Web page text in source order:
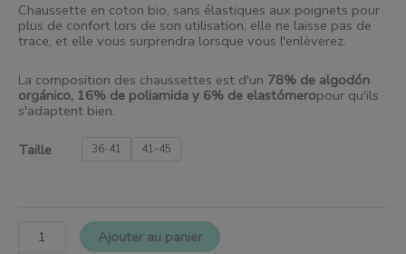
Chaussette en coton bio, sans élastiques aux poignets pour
plus de confort lors de son utilisation, elle ne laisse pas de
trace, et elle vous surprendra lorsque vous l'enlèverez.
La composition des chaussettes est d'un 78% de algodón
orgánico, 16% de poliamida y 6% de elastómeropour qu'ils
s'adaptent bien.
Taille 36-41 41-45
Ajouter au panier